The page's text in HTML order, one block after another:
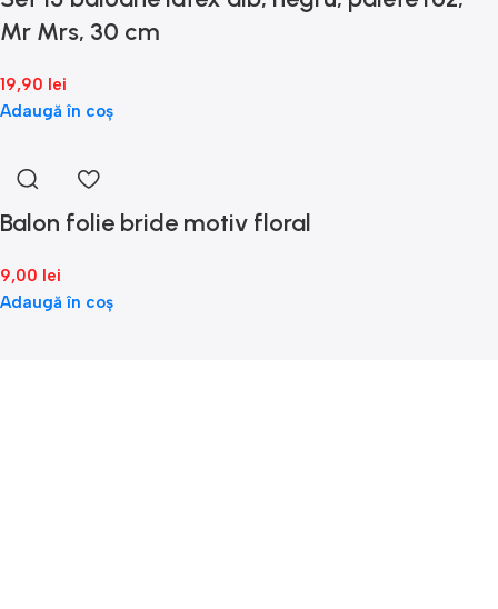
Mr Mrs, 30 cm
19,90 lei
Adaugă în coș
Balon folie bride motiv floral
9,00 lei
Adaugă în coș